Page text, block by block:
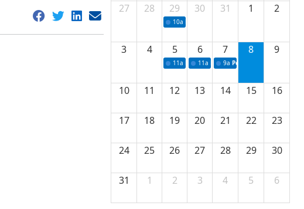
27
28 29
10a Potpisivanje ugovora sa neprofitnim
30 31 1 2
3 4 5
11a Potpisivanje ugovora o stipendijama
6
11a Podrška razvoju vodne
7
9a Početak izgradnje nove
8 9
10 11 12 13 14 15 16
17 18 19 20 21 22 23
24 25 26 27 28 29 30
31 1 2 3 4 5 6